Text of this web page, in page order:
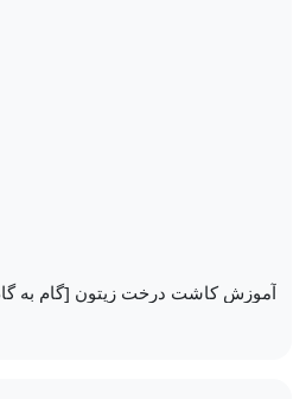
آموزش کاشت درخت زیتون [گام به